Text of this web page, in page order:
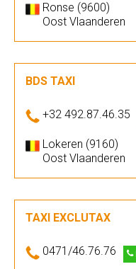
Ronse (9600)
Oost Vlaanderen
BDS TAXI
+32 492.87.46.35
Lokeren (9160)
Oost Vlaanderen
TAXI EXCLUTAX
0471/46.76.76